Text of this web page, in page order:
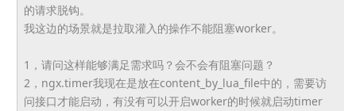
的请求脱钩。
我这边的场景就是拉取灌入的操作不能阻塞worker。
1，请问这样能够满足需求吗？会不会有阻塞问题？
2，ngx.timer我现在是放在content_by_ lua_file中的，需要访
问接口才能启动， 有没有可以开启worker的时候就启动timer